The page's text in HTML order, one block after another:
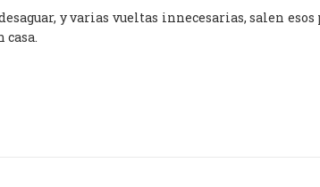
y varias vueltas innecesarias, salen
casa.